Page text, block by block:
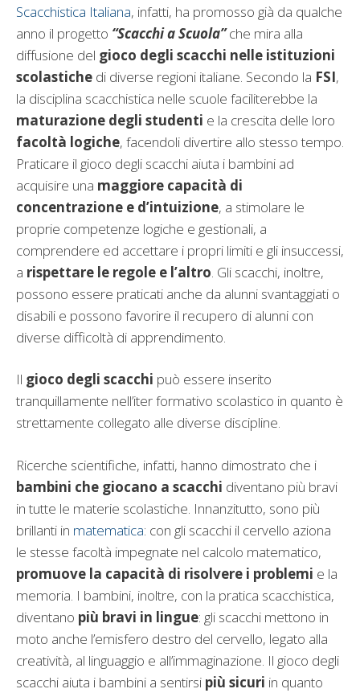
Scacchistica Italiana, infatti, ha promosso già da qualche
anno il progetto “Scacchi a Scuola”che mira alla
diffusione del gioco degli scacchi nelle istituzioni
scolastiche di diverse regioni italiane. Secondo la FSI,
la disciplina scacchistica nelle scuole faciliterebbe la
maturazione degli studenti e la crescita delle loro
facoltà logiche, facendoli divertire allo stesso tempo.
Praticare il gioco degli scacchi aiuta i bambini ad
acquisire una maggiore capacità di
concentrazione e d’intuizione, a stimolare le
proprie competenze logiche e gestionali, a
comprendere ed accettare i propri limiti e gli insuccessi,
a rispettare le regole e l’altro . Gli scacchi, inoltre,
possono essere praticati anche da alunni svantaggiati o
disabili e possono favorire il recupero di alunni con
diverse difficoltà di apprendimento.
Il gioco degli scacchi può essere inserito
tranquillamente nell’iter formativo scolastico in quanto è
strettamente collegato alle diverse discipline.
Ricerche scientifiche, infatti, hanno dimostrato che i
bambini che giocano a scacchi diventano più bravi
in tutte le materie scolastiche. Innanzitutto, sono più
brillanti in matematica: con gli scacchi il cervello aziona
le stesse facoltà impegnate nel calcolo matematico,
promuove la capacità di risolvere i problemi e la
memoria. I bambini, inoltre, con la pratica scacchistica,
diventano più bravi in lingue: gli scacchi mettono in
moto anche l’emisfero destro del cervello, legato alla
creatività, al linguaggio e all’immaginazione. Il gioco degli
scacchi aiuta i bambini a sentirsi più sicuri in quanto